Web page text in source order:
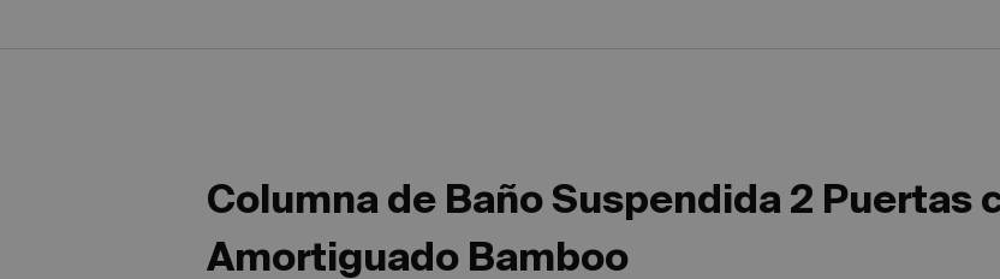
Columna de Baño Suspendida 2 Puertas
Amortiguado Bamboo